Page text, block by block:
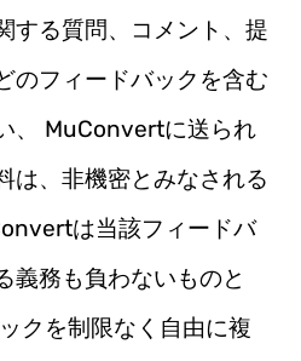
する質問、コメント、提
のフィードバックを含む
、 MuConvertに送られ
は、非機密とみなされる
は当該フィードバ
義務も負わないものと
クを制限なく自由に複